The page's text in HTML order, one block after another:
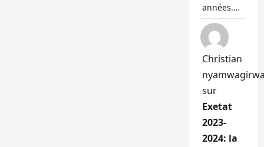
années.…
Christian
sur
Exetat
2023-
2024: la